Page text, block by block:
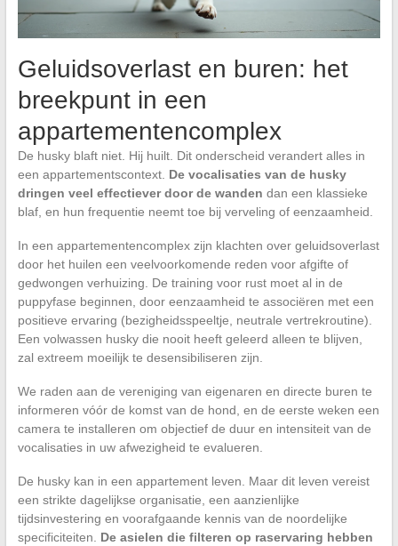
Geluidsoverlast en buren: het
breekpunt in een
appartementencomplex
De husky blaft niet. Hij huilt. Dit onderscheid verandert alles in
een appartementscontext. De vocalisaties van de husky
dringen veel effectiever door de wanden dan een klassieke
blaf, en hun frequentie neemt toe bij verveling of eenzaamheid.
In een appartementencomplex zijn klachten over geluidsoverlast
door het huilen een veelvoorkomende reden voor afgifte of
gedwongen verhuizing. De training voor rust moet al in de
puppyfase beginnen, door eenzaamheid te associëren met een
positieve ervaring (bezigheidsspeeltje, neutrale vertrekroutine).
Een volwassen husky die nooit heeft geleerd alleen te blijven,
zal extreem moeilijk te desensibiliseren zijn.
We raden aan de vereniging van eigenaren en directe buren te
informeren vóór de komst van de hond, en de eerste weken een
camera te installeren om objectief de duur en intensiteit van de
vocalisaties in uw afwezigheid te evalueren.
De husky kan in een appartement leven. Maar dit leven vereist
een strikte dagelijkse organisatie, een aanzienlijke
tijdsinvestering en voorafgaande kennis van de noordelijke
specificiteiten. De asielen die filteren op raservaring hebben